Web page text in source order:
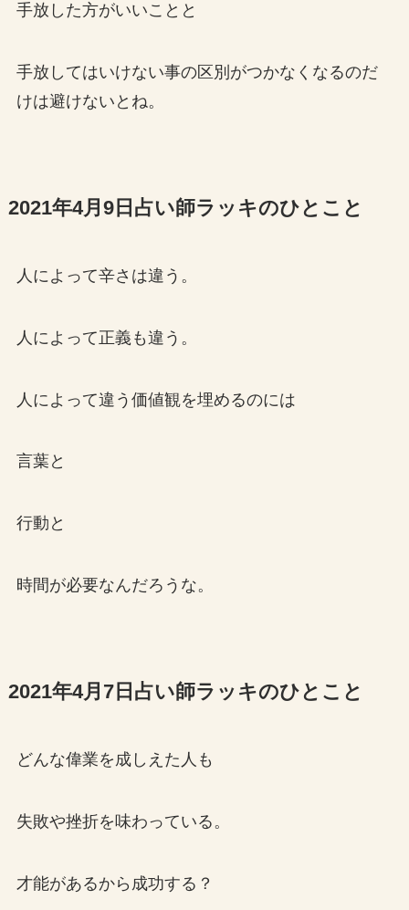
手放した方がいいことと
手放してはいけない事の区別がつかなくなるのだ
けは避けないとね。
2021年4月9日占い師ラッキのひとこと
人によって辛さは違う。
人によって正義も違う。
人によって違う価値観を埋めるのには
言葉と
行動と
時間が必要なんだろうな。
2021年4月7日占い師ラッキのひとこと
どんな偉業を成しえた人も
失敗や挫折を味わっている。
才能があるから成功する？